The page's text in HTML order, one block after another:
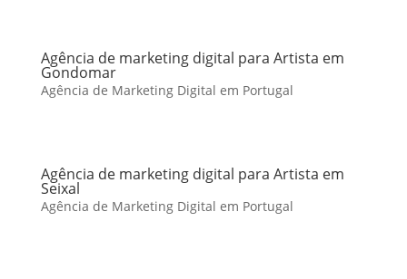
Agência de marketing digital para Artista em
Gondomar
Agência de Marketing Digital em Portugal
Agência de marketing digital para Artista em
Seixal
Agência de Marketing Digital em Portugal